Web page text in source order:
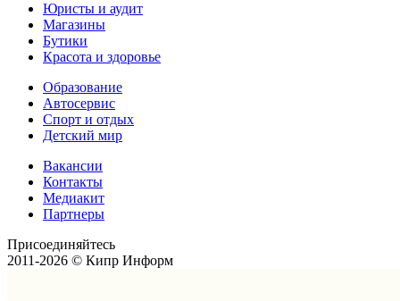
Юристы и аудит
Магазины
Бутики
Красота и здоровье
Образование
Автосервис
Спорт и отдых
Детский мир
Вакансии
Контакты
Медиакит
Партнеры
Присоединяйтесь
2011-2026 © Кипр Информ